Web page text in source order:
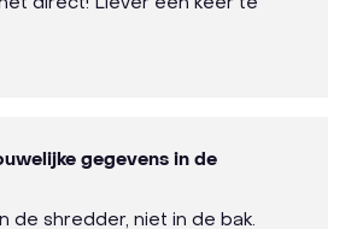
direct! Liever één keer te
gegevens in de
de shredder, niet in de bak.